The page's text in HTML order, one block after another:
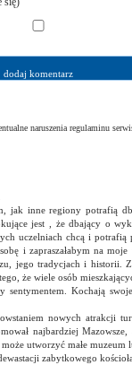
naruszenia regulaminu
jak inne regiony potrafią
jest , że dbający o
uczelniach chcą i potrafią
i zapraszałabym na
jego tradycjach i historii.
że wiele osób
Kochają
nowych atrakcji
najbardziej
utworzyć małe
zabytkowego